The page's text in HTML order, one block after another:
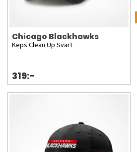
Chicago Blackhawks
Keps Clean Up Svart
319:-